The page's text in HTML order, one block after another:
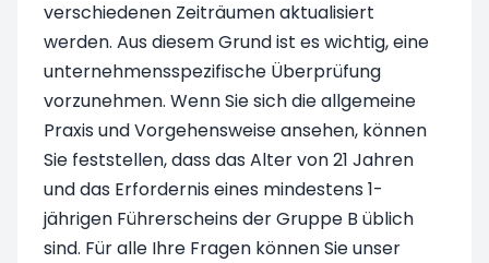
verschiedenen Zeiträumen aktualisiert
werden. Aus diesem Grund ist es wichtig, eine
unternehmensspezifische Überprüfung
vorzunehmen. Wenn Sie sich die allgemeine
Praxis und Vorgehensweise ansehen, können
Sie feststellen, dass das Alter von 21 Jahren
und das Erfordernis eines mindestens 1-
jährigen Führerscheins der Gruppe B üblich
sind. Für alle Ihre Fragen können Sie unser